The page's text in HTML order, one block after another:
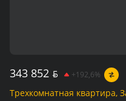
343 852 BYN +192,6%
Трехкомнатная квартира,